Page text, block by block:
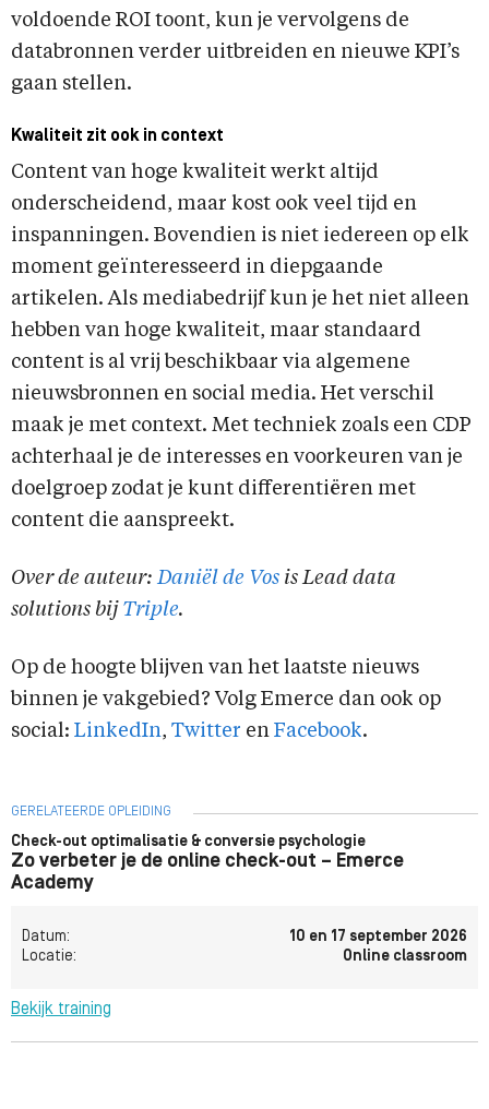
voldoende ROI toont, kun je vervolgens de
databronnen verder uitbreiden en nieuwe KPI’s
gaan stellen.
Kwaliteit zit ook in context
Content van hoge kwaliteit werkt altijd
onderscheidend, maar kost ook veel tijd en
inspanningen. Bovendien is niet iedereen op elk
moment geïnteresseerd in diepgaande
artikelen. Als mediabedrijf kun je het niet alleen
hebben van hoge kwaliteit, maar standaard
content is al vrij beschikbaar via algemene
nieuwsbronnen en social media. Het verschil
maak je met context. Met techniek zoals een CDP
achterhaal je de interesses en voorkeuren van je
doelgroep zodat je kunt differentiëren met
content die aanspreekt.
Over de auteur: Daniël de Vos is Lead data
solutions bij Triple.
Op de hoogte blijven van het laatste nieuws
binnen je vakgebied? Volg Emerce dan ook op
social: LinkedIn, Twitter en Facebook.
GERELATEERDE OPLEIDING
Check-out optimalisatie & conversie psychologie
Zo verbeter je de online check-out – Emerce
Academy
Datum:
10 en 17 september 2026
Locatie:
Online classroom
Bekijk training